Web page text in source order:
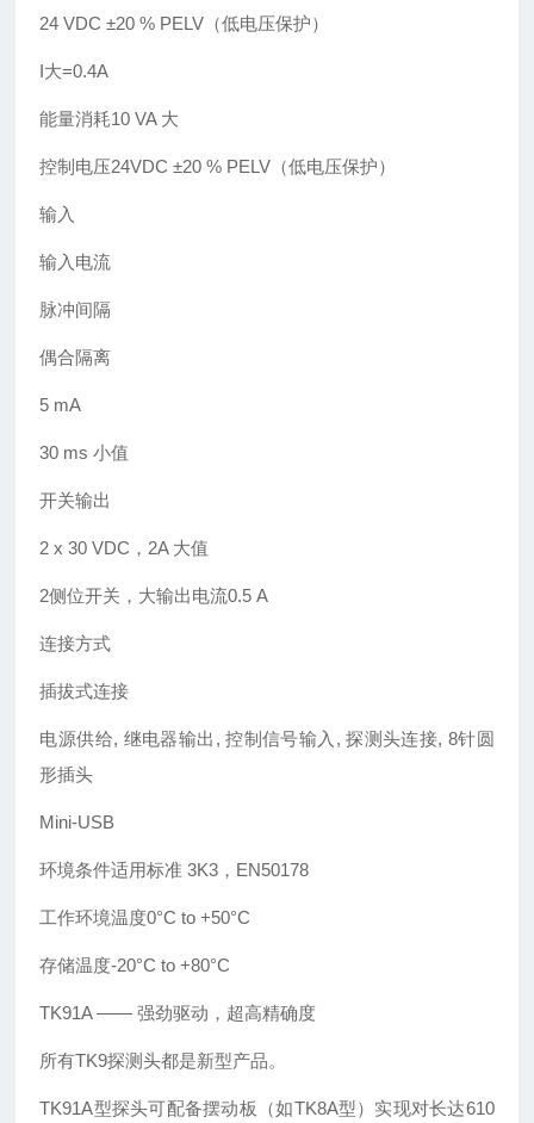
24 VDC ±20 % PELV（低电压保护）
I大=0.4A
能量消耗10 VA 大
控制电压24VDC ±20 % PELV（低电压保护）
输入
输入电流
脉冲间隔
偶合隔离
5 mA
30 ms 小值
开关输出
2 x 30 VDC，2A 大值
2侧位开关，大输出电流0.5 A
连接方式
插拔式连接
电源供给, 继电器输出, 控制信号输入, 探测头连接, 8针圆
形插头
Mini-USB
环境条件适用标准 3K3，EN50178
工作环境温度0°C to +50°C
存储温度-20°C to +80°C
TK91A —— 强劲驱动，超高精确度
所有TK9探测头都是新型产品。
TK91A型探头可配备摆动板（如TK8A型）实现对长达610